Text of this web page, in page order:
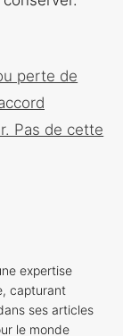
perte de
Pas de cette
expertise
capturant
ses articles
le monde